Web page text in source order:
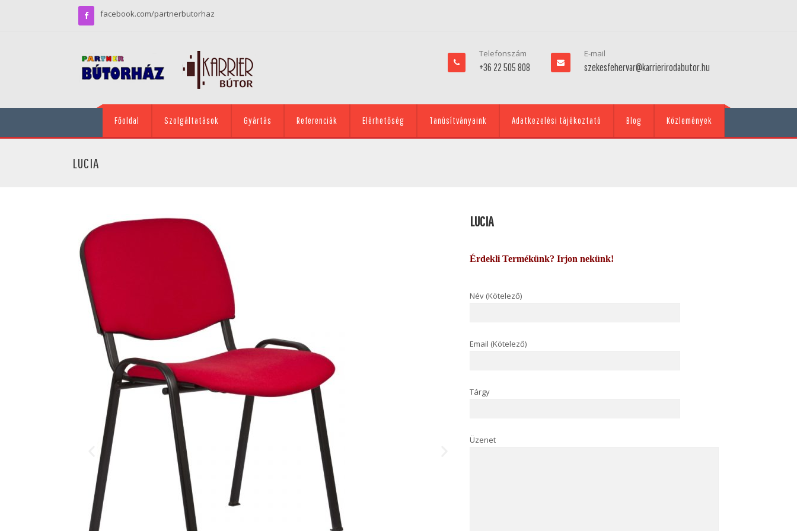
facebook.com/partnerbutorhaz
Telefonszám
+36 22 505 808
E-mail
szekesfehervar@karrierirodabutor.hu
Főoldal Szolgáltatások Gyártás Referenciák Elérhetőség Tanúsítványaink Adatkezelési tájékoztató Blog Közlemények
LUCIA
LUCIA
Érdekli Termékünk? Irjon nekünk!
Név (Kötelező)
Email (Kötelező)
Tárgy
Üzenet